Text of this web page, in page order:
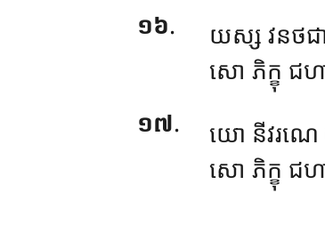
១៦.
យស្ស វនថជ
សោ ភិក្ខុ ជហ
១៧. យោ នីវរណ
សោ ភិក្ខុ ជហ